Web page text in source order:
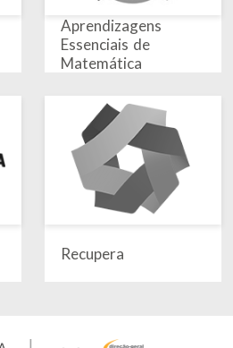
Aprendizagens
Essenciais de
Matemática
Recupera